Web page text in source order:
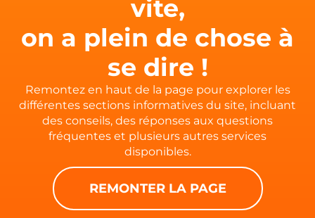
vite,
on a plein de chose à
se dire !
Remontez en haut de la page pour explorer les
différentes sections informatives du site, incluant
des conseils, des réponses aux questions
fréquentes et plusieurs autres services
disponibles.
REMONTER LA PAGE